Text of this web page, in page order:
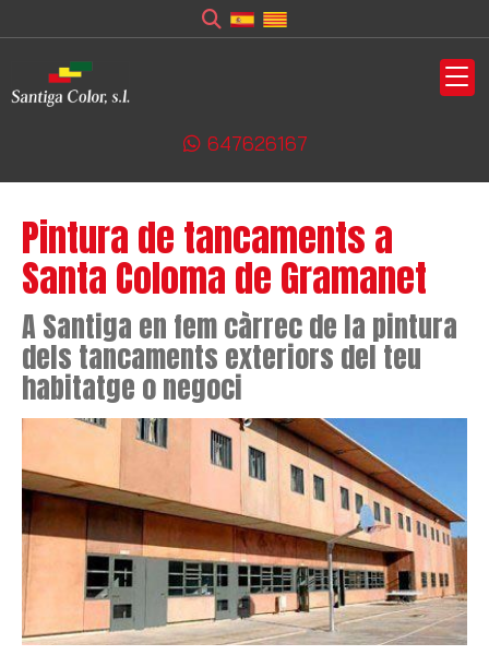
647626167
Pintura de tancaments a
Santa Coloma de Gramanet
A Santiga en fem càrrec de la pintura
dels tancaments exteriors del teu
habitatge o negoci